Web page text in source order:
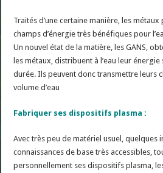
Traités d’une certaine manière, les
champs d’énergie très bénéfiques pour
Un nouvel état de la matière, les GANS,
les métaux, distribuent à l’eau leur
durée. Ils peuvent donc transmettre leurs
volume d’eau
Fabriquer ses dispositifs plasma :
Avec très peu de matériel usuel, quelques
connaissances de base très accessibles,
personnellement ses dispositifs plasma,